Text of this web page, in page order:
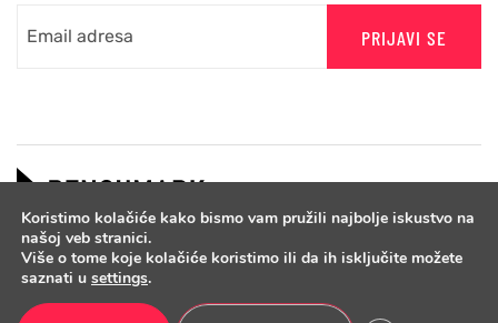
PRIJAVI SE
Koristimo kolačiće kako bismo vam pružili najbolje iskustvo na
našoj veb stranici.
Više o tome koje kolačiće koristimo ili da ih isključite možete
saznati u settings.